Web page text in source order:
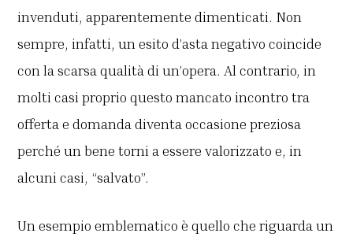
invenduti, apparentemente dimenticati. Non
sempre, infatti, un esito d’asta negativo coincide
con la scarsa qualità di un’opera. Al contrario, in
molti casi proprio questo mancato incontro tra
offerta e domanda diventa occasione preziosa
perché un bene torni a essere valorizzato e, in
alcuni casi, “salvato”.
Un esempio emblematico è quello che riguarda un